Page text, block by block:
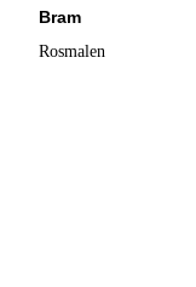
Bram
Rosmalen